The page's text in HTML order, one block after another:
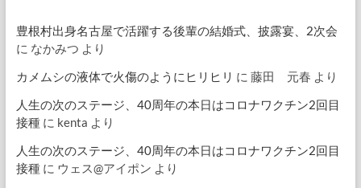
豊根村出身名古屋で活躍する後輩の結婚式、披露宴、2次会
に なかみつ より
カメムシの液体で火傷のようにヒリヒリ に 藤田 元春 より
人生の次のステージ、40周年の本日はコロナワクチン2回目
接種に kenta より
人生の次のステージ、40周年の本日はコロナワクチン2回目
接種に ウェス@アイポン より